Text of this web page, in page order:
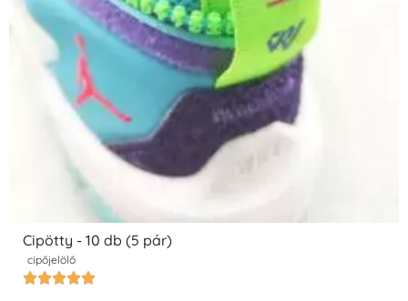
Cipötty - 10 db (5 pár)
cipőjelölő
